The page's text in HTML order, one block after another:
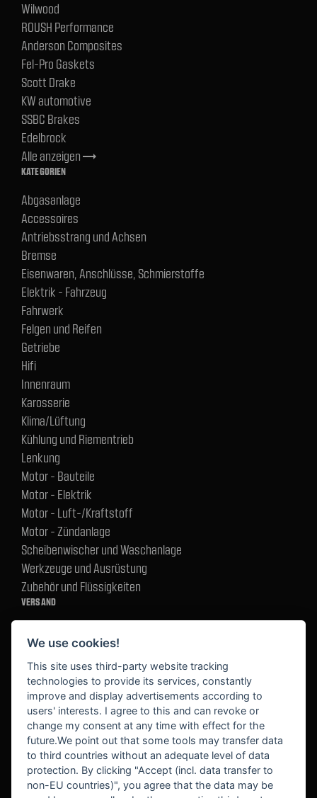
Wilwood
ROUSH Performance
Anderson Composites
Fel-Pro Gaskets
Scott Drake
KW automotive
SSBC Brakes
Edelbrock
Alle anzeigentrending_flat
KATEGORIEN
Abgasanlage
Accessoires
Antriebsstrang und Achsen
Bremse
Eisenwaren, Anschlüsse, Schmierstoffe
Elektrik - Fahrzeug
Fahrwerk
Felgen und Reifen
Getriebe
Hifi
Innenraum
Karosserie
Klima/Lüftung
Kühlung und Riementrieb
Lenkung
Motor - Bauteile
Motor - Elektrik
Motor - Luft-/Kraftstoff
Motor - Zündanlage
Scheibenwischer und Waschanlage
Werkzeuge und Ausrüstung
Zubehör und Flüssigkeiten
VERSAND
BEKANNT AUS
We use cookies!
This site uses third-party website tracking
technologies to provide its services, constantly
improve and display advertisements according to
users' interests. I agree to this and can revoke or
change my consent at any time with effect for the
future.We point out that some tools may transfer data
to third countries without an adequate level of data
protection. By clicking "Accept (incl. data transfer to
non-EU countries)", you agree that the data may be